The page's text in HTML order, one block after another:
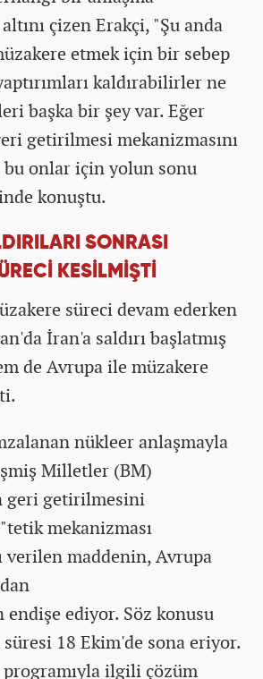
çizen Erakçi, "Şu anda
etmek için bir sebep
kaldırabilirler ne
başka bir şey var. Eğer
getirilmesi mekanizmasını
onlar için yolun sonu
konuştu.
SONRASI
KESİLMİŞTİ
süreci devam ederken
İran'a saldırı başlatmış
de Avrupa ile müzakere
nükleer anlaşmayla
Milletler (BM)
geri getirilmesini
mekanizması
verilen maddenin, Avrupa
ediyor. Söz konusu
18 Ekim'de sona eriyor.
ilgili çözüm